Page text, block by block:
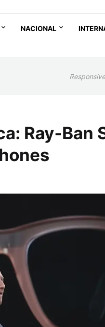
NACIONAL
Ray-Ban